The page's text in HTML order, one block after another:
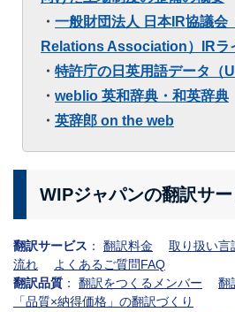
・ 一般財団法人 日本IR協議
Relations Association）IRラ
・ 特許庁の日英用語データ（
・ weblio 英和辞典・和英辞典
・ 英辞郎 on the web
WIPジャパンの翻訳サ
翻訳サービス ： 翻訳料金 取り扱い言
流れ
よくあるご質問FAQ
翻訳品質 ： 翻訳をつくるメンバー
翻
「品質×納得価格」の翻訳づくり